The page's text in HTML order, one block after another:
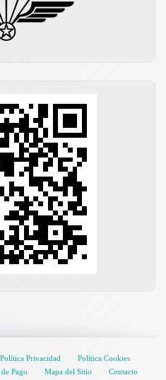
Política Privacidad
Política Cookies
Pago Mapa del Sitio Contacto